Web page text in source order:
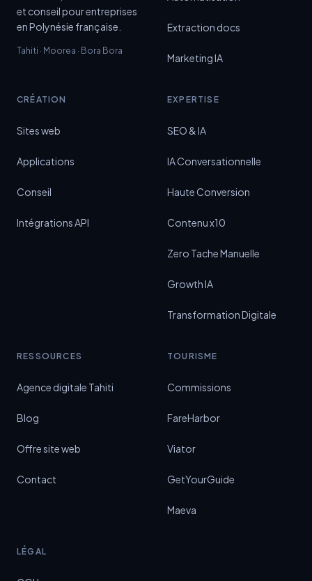
et conseil pour entreprises
en Polynésie française.
Tahiti · Moorea · Bora Bora
Extraction docs
Marketing IA
CRÉATION
Sites web
Applications
Conseil
Intégrations API
EXPERTISE
SEO & IA
IA Conversationnelle
Haute Conversion
Contenu x10
Zero Tache Manuelle
Growth IA
Transformation Digitale
RESSOURCES
Agence digitale Tahiti
Blog
Offre site web
Contact
TOURISME
Commissions
FareHarbor
Viator
GetYourGuide
Maeva
LÉGAL